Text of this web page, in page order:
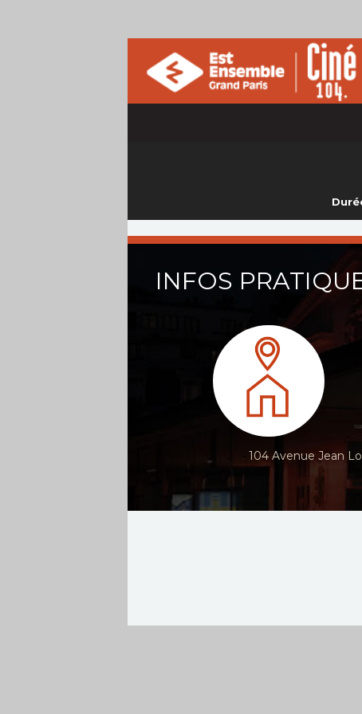
INFOS
104 Avenue Jean